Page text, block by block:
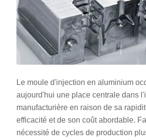
Le moule d'injection en aluminium
aujourd'hui une place centrale dans
manufacturière en raison de sa
efficacité et de son coût abordable.
nécessité de cycles de production